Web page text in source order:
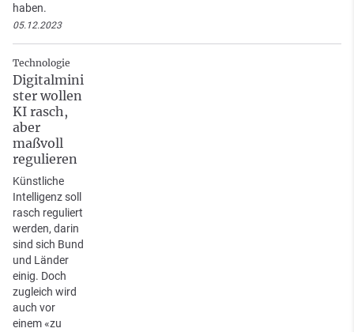
haben.
05.12.2023
Technologie
Digitalmini
ster wollen
KI rasch,
aber
maßvoll
regulieren
Künstliche
Intelligenz soll
rasch reguliert
werden, darin
sind sich Bund
und Länder
einig. Doch
zugleich wird
auch vor
einem «zu